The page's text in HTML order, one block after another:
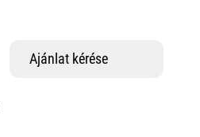
Ajánlat kérése